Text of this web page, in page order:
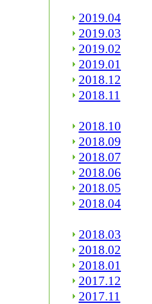
2019.04
2019.03
2019.02
2019.01
2018.12
2018.11
2018.10
2018.09
2018.07
2018.06
2018.05
2018.04
2018.03
2018.02
2018.01
2017.12
2017.11